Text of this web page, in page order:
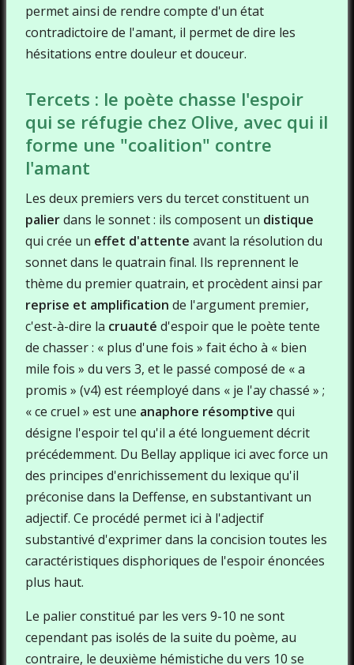
permet ainsi de rendre compte d'un état
contradictoire de l'amant, il permet de dire les
hésitations entre douleur et douceur.
Tercets : le poète chasse l'espoir
qui se réfugie chez Olive, avec qui il
forme une "coalition" contre
l'amant
Les deux premiers vers du tercet constituent un
palierdans le sonnet : ils composent un distique
qui crée un effet d'attente avant la résolution du
sonnet dans le quatrain final. Ils reprennent le
thème du premier quatrain, et procèdent ainsi par
reprise et amplification de l'argument premier,
c'est-à-dire la cruauté d'espoir que le poète tente
de chasser : « plus d'une fois » fait écho à « bien
mile fois » du vers 3, et le passé composé de « a
promis » (v4) est réemployé dans « je l'ay chassé » ;
« ce cruel » est une anaphore résomptive qui
désigne l'espoir tel qu'il a été longuement décrit
précédemment. Du Bellay applique ici avec force un
des principes d'enrichissement du lexique qu'il
préconise dans la Deffense, en substantivant un
adjectif. Ce procédé permet ici à l'adjectif
substantivé d'exprimer dans la concision toutes les
caractéristiques disphoriques de l'espoir énoncées
plus haut.
Le palier constitué par les vers 9-10 ne sont
cependant pas isolés de la suite du poème, au
contraire, le deuxième hémistiche du vers 10 se